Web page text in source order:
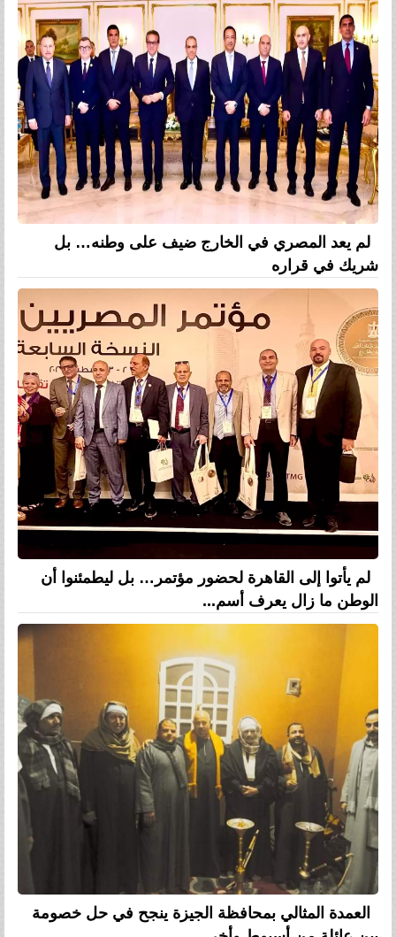
لم يعد المصري في الخارج ضيف على وطنه… بل
شريك في قراره
لم يأتوا إلى القاهرة لحضور مؤتمر… بل ليطمئنوا أن
الوطن ما زال يعرف أسم...
العمدة المثالي بمحافظة الجيزة ينجح في حل خصومة